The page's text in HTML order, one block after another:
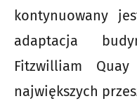
kontynuowany
adaptacja
Fitzwilliam
największych